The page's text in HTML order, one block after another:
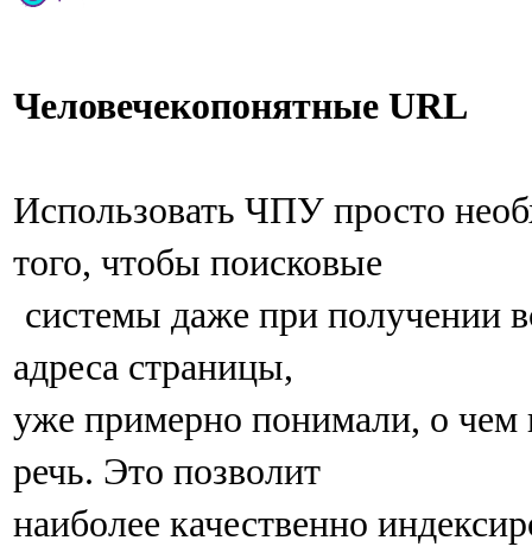
Человечекопонятные URL
Использовать ЧПУ просто
того, чтобы поисковые
системы даже при получении
адреса страницы,
уже примерно понимали, о чем
речь. Это позволит
наиболее качественно